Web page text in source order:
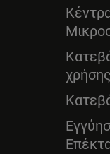
χρήσης